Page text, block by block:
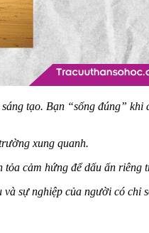
tạo. Bạn “sống đúng”
xung quanh.
cảm hứng để dấu ấn riêng
sự nghiệp của người có chỉ